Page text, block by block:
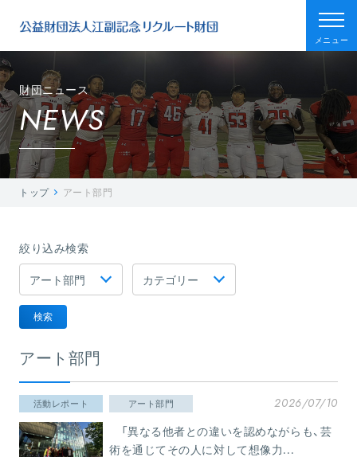
メニュー
財団ニュース
NEWS
トップ アート部門
絞り込み検索
検索
アート部門
活動レポート アート部門 2026/07/10
「異なる他者との違いを認めながらも、芸
術を通じてその人に対して想像力...